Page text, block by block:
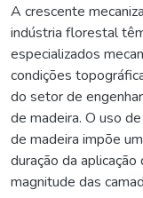
A crescente
indústria florestal
especializados
condições
do setor de
de madeira. O uso
de madeira impõe
duração da
magnitude das